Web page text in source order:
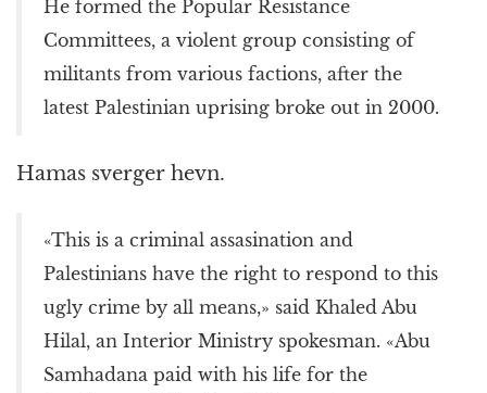
He formed the Popular Resistance
Committees, a violent group consisting of
militants from various factions, after the
latest Palestinian uprising broke out in 2000.
Hamas sverger hevn.
«This is a criminal assasination and
Palestinians have the right to respond to this
ugly crime by all means,» said Khaled Abu
Hilal, an Interior Ministry spokesman. «Abu
Samhadana paid with his life for the